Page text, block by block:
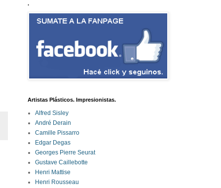
.
Artistas Plásticos. Impresionistas.
Alfred Sisley
André Derain
Camille Pissarro
Edgar Degas
Georges Pierre Seurat
Gustave Caillebotte
Henri Mattise
Henri Rousseau